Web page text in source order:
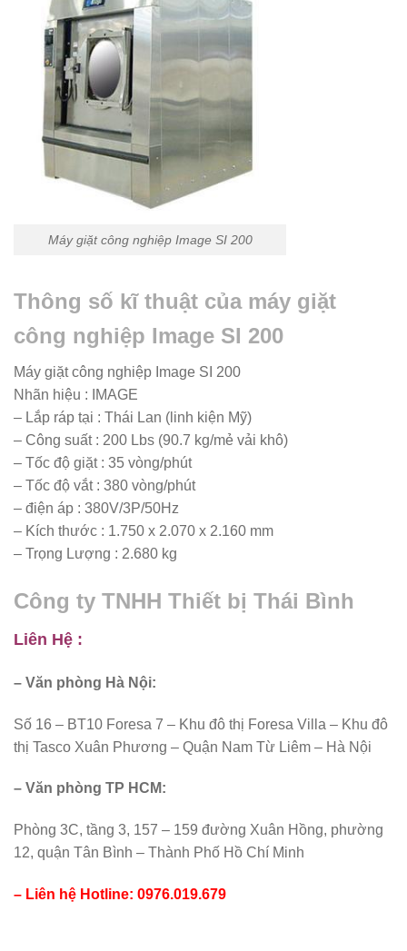
Máy giặt công nghiệp Image SI 200
Thông số kĩ thuật của máy giặt
công nghiệp Image SI 200
Máy giặt công nghiệp Image SI 200
Nhãn hiệu : IMAGE
– Lắp ráp tại : Thái Lan (linh kiện Mỹ)
– Công suất : 200 Lbs (90.7 kg/mẻ vải khô)
– Tốc độ giặt : 35 vòng/phút
– Tốc độ vắt : 380 vòng/phút
– điện áp : 380V/3P/50Hz
– Kích thước : 1.750 x 2.070 x 2.160 mm
– Trọng Lượng : 2.680 kg
Công ty TNHH Thiết bị Thái Bình
Liên Hệ :
– Văn phòng Hà Nội:
Số 16 – BT10 Foresa 7 – Khu đô thị Foresa Villa – Khu đô
thị Tasco Xuân Phương – Quận Nam Từ Liêm – Hà Nội
– Văn phòng TP HCM:
Phòng 3C, tầng 3, 157 – 159 đường Xuân Hồng, phường
12, quận Tân Bình – Thành Phố Hồ Chí Minh
– Liên hệ Hotline: 0976.019.679